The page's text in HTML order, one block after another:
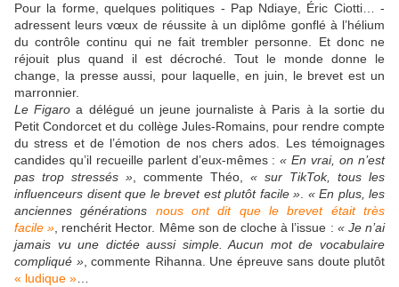
Pour la forme, quelques politiques - Pap Ndiaye, Éric Ciotti… -
adressent leurs vœux de réussite à un diplôme gonflé à l’hélium
du contrôle continu qui ne fait trembler personne. Et donc ne
réjouit plus quand il est décroché. Tout le monde donne le
change, la presse aussi, pour laquelle, en juin, le brevet est un
marronnier.
Le Figaro a délégué un jeune journaliste à Paris à la sortie du
Petit Condorcet et du collège Jules-Romains, pour rendre compte
du stress et de l’émotion de nos chers ados. Les témoignages
candides qu’il recueille parlent d’eux-mêmes :« En vrai, on n’est
pas trop stressés » , commente Théo, « sur TikTok, tous les
influenceurs disent que le brevet est plutôt facile » « En plus, les
anciennes générations nous ont dit que le brevet était très
facile » , renchérit Hector. Même son de cloche à l’issue : « Je n’ai
jamais vu une dictée aussi simple. Aucun mot de vocabulaire
compliqué », commente Rihanna. Une épreuve sans doute plutôt
« ludique »